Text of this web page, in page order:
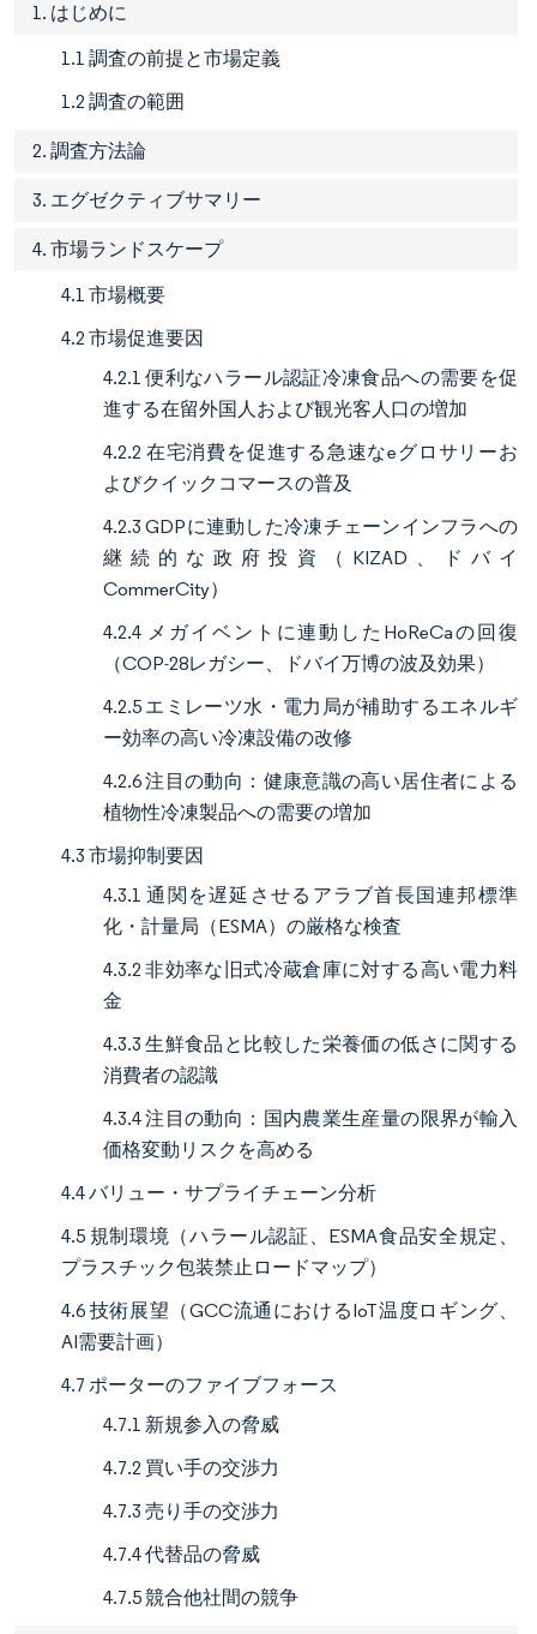
1. はじめに
1.1 調査の前提と市場定義
1.2 調査の範囲
2. 調査方法論
3. エグゼクティブサマリー
4. 市場ランドスケープ
4.1 市場概要
4.2 市場促進要因
4.2.1 便利なハラール認証冷凍食品への需要を促
進する在留外国人および観光客人口の増加
4.2.2 在宅消費を促進する急速なeグロサリーお
よびクイックコマースの普及
4.2.3 GDPに連動した冷凍チェーンインフラへの
継続的な政府投資（KIZAD、ドバイ
CommerCity）
4.2.4 メガイベントに連動したHoReCaの回復
（COP-28レガシー、ドバイ万博の波及効果）
4.2.5 エミレーツ水・電力局が補助するエネルギ
ー効率の高い冷凍設備の改修
4.2.6 注目の動向：健康意識の高い居住者による
植物性冷凍製品への需要の増加
4.3 市場抑制要因
4.3.1 通関を遅延させるアラブ首長国連邦標準
化・計量局（ESMA）の厳格な検査
4.3.2 非効率な旧式冷蔵倉庫に対する高い電力料
金
4.3.3 生鮮食品と比較した栄養価の低さに関する
消費者の認識
4.3.4 注目の動向：国内農業生産量の限界が輸入
価格変動リスクを高める
4.4 バリュー・サプライチェーン分析
4.5 規制環境（ハラール認証、ESMA食品安全規定、
プラスチック包装禁止ロードマップ）
4.6 技術展望（GCC流通におけるIoT温度ロギング、
AI需要計画）
4.7 ポーターのファイブフォース
4.7.1 新規参入の脅威
4.7.2 買い手の交渉力
4.7.3 売り手の交渉力
4.7.4 代替品の脅威
4.7.5 競合他社間の競争